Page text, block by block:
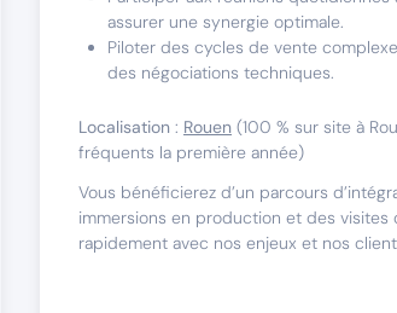
assurer une synergie optimale.
Piloter des cycles de vente
des négociations techniques.
Localisation : Rouen (100 % sur site à
fréquents la première année)
Vous bénéficierez d’un parcours
immersions en production et des visites
rapidement avec nos enjeux et nos